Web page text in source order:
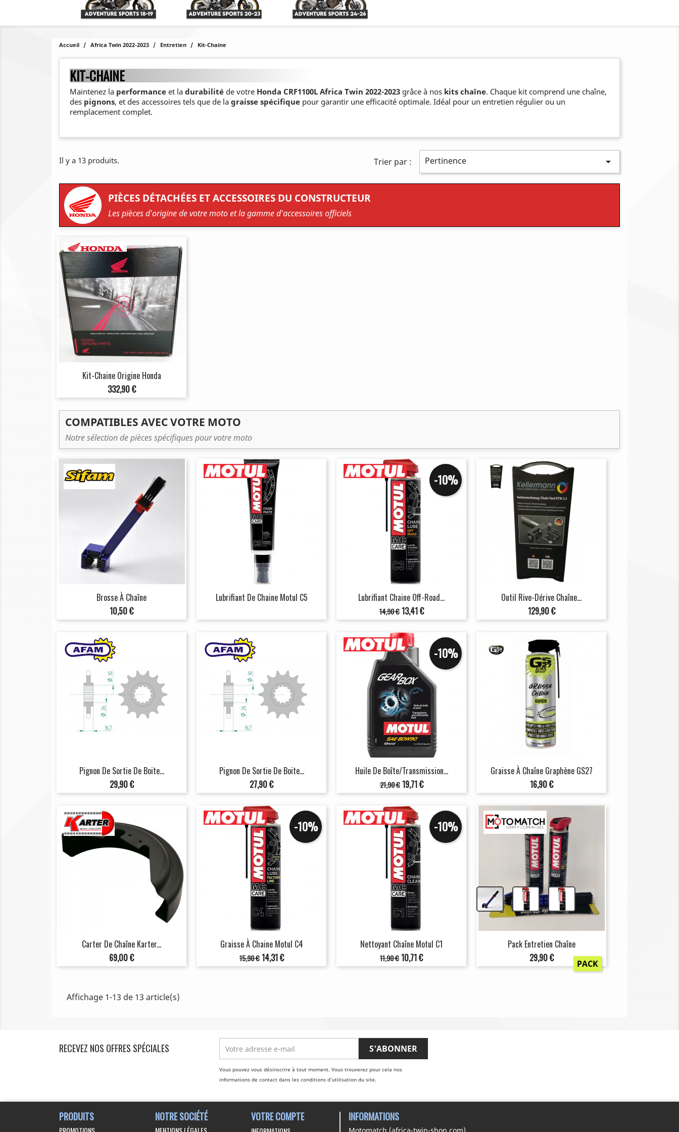
Accueil Africa Twin 2022-2023 Entretien Kit-Chaine
KIT-CHAINE
Maintenez la performance et la durabilité de votre Honda CRF1100L Africa Twin 2022-2023 grâce à nos kits chaîne. Chaque kit comprend une chaîne,
des pignons, et des accessoires tels que de la graisse spécifique pour garantir une efficacité optimale. Idéal pour un entretien régulier ou un
remplacement complet.
Il y a 13 produits. Trier par : Pertinence 
PIÈCES DÉTACHÉES ET ACCESSOIRES DU CONSTRUCTEUR
Les pièces d'origine de votre moto et la gamme d'accessoires officiels
Kit-Chaine Origine Honda
Prix
332,90 €
COMPATIBLES AVEC VOTRE MOTO
Notre sélection de pièces spécifiques pour votre moto
Brosse À Chaîne
Prix
10,50 €
Lubrifiant De Chaine Motul C5
Lubrifiant Chaine Off-Road...
Prix
de
base
14,90 €
-10%
Prix
13,41 €
Outil Rive-Dérive Chaîne...
Prix
129,90 €
Pignon De Sortie De Boite...
Prix
29,90 €
Pignon De Sortie De Boite...
Prix
27,90 €
Huile De Boîte/transmission...
Prix
de
base
21,90 €
-10%
Prix
19,71 €
Graisse À Chaîne Graphène GS27
Prix
16,90 €
Carter De Chaîne Karter...
Prix
69,00 €
Graisse À Chaine Motul C4
Prix
de
15,90 €
-10%
Prix
14,31 €
Nettoyant Chaîne Motul C1
Prix
de
11,90 €
-10%
Prix
10,71 €
+ +
Pack Entretien Chaîne
Prix
29,90 € PACK
Affichage 1-13 de 13 article(s)
RECEVEZ NOS OFFRES SPÉCIALES
Vous pouvez vous désinscrire à tout moment. Vous trouverez pour cela nos
informations de contact dans les conditions d'utilisation du site.
PRODUITS NOTRE SOCIÉTÉ VOTRE COMPTE INFORMATIONS